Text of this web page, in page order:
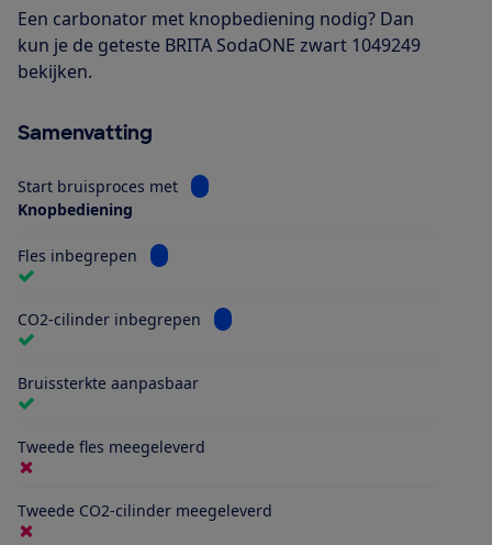
Een carbonator met knopbediening nodig? Dan
kun je de geteste BRITA SodaONE zwart 1049249
bekijken.
Samenvatting
Start bruisproces met
Bekijk informatie voor Start bruisproces
Knopbediening
Fles inbegrepen Bekijk informatie voor Fles inbegrepen
CO2-cilinder inbegrepen Bekijk informatie voor CO2-cilinder
Bruissterkte aanpasbaar
Tweede fles meegeleverd
Tweede CO2-cilinder meegeleverd